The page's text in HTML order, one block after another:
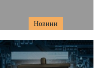
Новини